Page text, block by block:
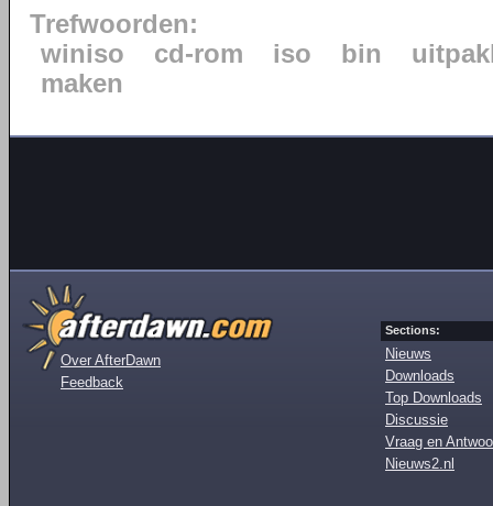
Trefwoorden:
winiso
cd-rom iso bin
maken
Over AfterDawn
Feedback
Sections:
Nieuws
Downloads
Top Downloads
Discussie
Vraag en
Nieuws2.nl